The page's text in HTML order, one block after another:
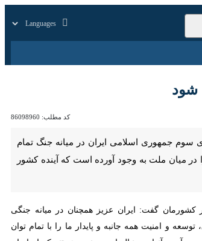
کد مطلب: 86098960